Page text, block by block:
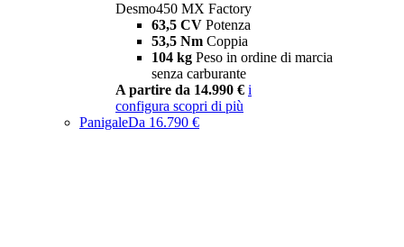
Desmo450 MX Factory
63,5 CV Potenza
53,5 Nm Coppia
104 kg Peso in ordine di marcia
senza carburante
A partire da 14.990 € i
configura scopri di più
PanigaleDa 16.790 €